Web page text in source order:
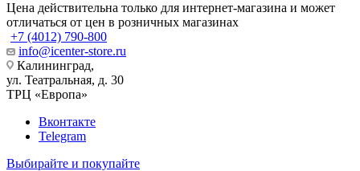
Цена действительна только для интернет-магазина и может
отличаться от цен в розничных магазинах
+7 (4012) 790-800
info@icenter-store.ru
Калининград,
ул. Театральная, д. 30
ТРЦ «Европа»
Вконтакте
Telegram
Выбирайте и покупайте